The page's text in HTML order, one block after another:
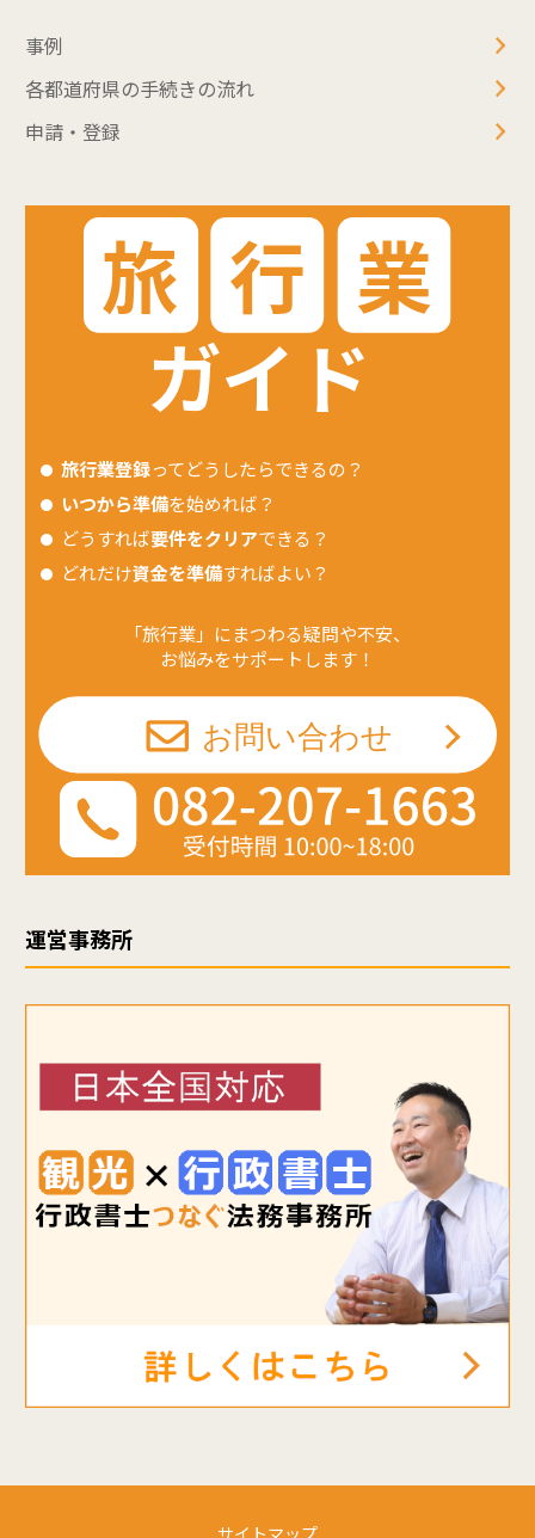
事例
各都道府県の手続きの流れ
申請・登録
旅行業登録ってどうしたらできるの？
いつから準備を始めれば？
どうすれば要件をクリアできる？
どれだけ資金を準備すればよい？
「旅行業」にまつわる疑問や不安、
お悩みをサポートします！
運営事務所
サイトマップ